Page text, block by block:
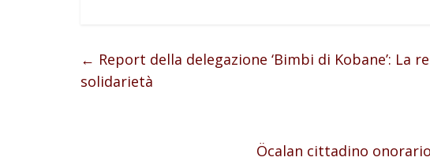
← Report della delegazione ‘Bimbi di Kobane’: La
solidarietà
Öcalan cittadino